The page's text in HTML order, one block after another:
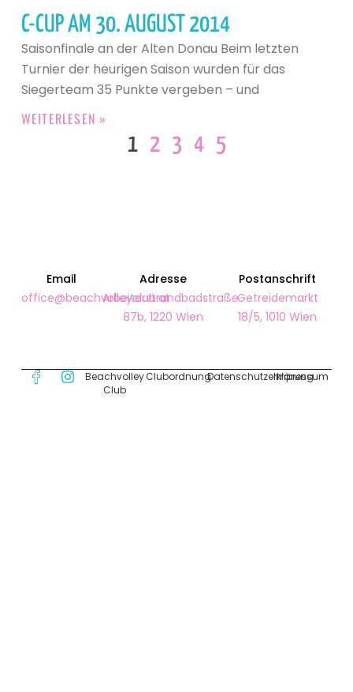
C-CUP AM 30. AUGUST 2014
Saisonfinale an der Alten Donau Beim letzten
Turnier der heurigen Saison wurden für das
Siegerteam 35 Punkte vergeben – und
WEITERLESEN »
1 2 3 4 5
Email
office@beachvolleyclub.at
Adresse
Arbeiterstrandbadstraße
87b, 1220 Wien
Postanschrift
Getreidemarkt
18/5, 1010 Wien
Beachvolley
Club
ClubordnungDatenschutzerklärung
Impressum